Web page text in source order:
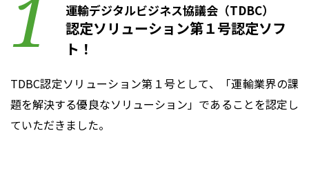
運輸デジタルビジネス協議会（TDBC）
認定ソリューション第１号認定ソフ
ト！
TDBC認定ソリューション第１号として、「運輸業界の課
題を解決する優良なソリューション」であることを認定し
ていただきました。